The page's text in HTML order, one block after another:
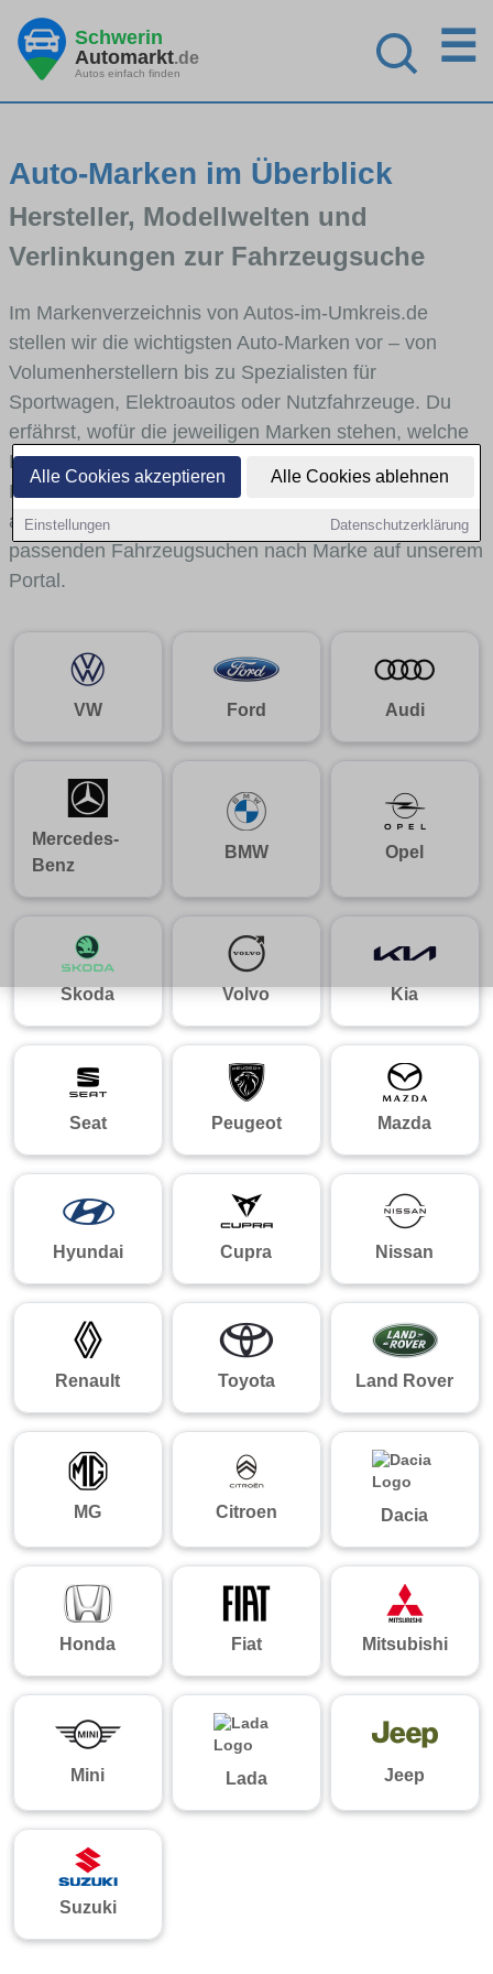
Alle Cookies akzeptieren Alle Cookies ablehnen
Einstellungen Datenschutzerklärung
Schwerin
Automarkt.de
Autos einfach finden
☰
Auto-Marken im Überblick
Hersteller, Modellwelten und
Verlinkungen zur Fahrzeugsuche
Im Markenverzeichnis von Autos-im-Umkreis.de
stellen wir die wichtigsten Auto-Marken vor – von
Volumenherstellern bis zu Spezialisten für
Sportwagen, Elektroautos oder Nutzfahrzeuge. Du
erfährst, wofür die jeweiligen Marken stehen, welche
Fahrzeugklassen sie abdecken und wie sich die
Modellwelten unterscheiden. Von den Markenportraits
aus gelangst du mit internen Links bequem zu den
passenden Fahrzeugsuchen nach Marke auf unserem
Portal.
VW Ford Audi
Mercedes-
Benz
BMW Opel
Skoda Volvo Kia
Seat Peugeot Mazda
Hyundai Cupra Nissan
Renault Toyota Land Rover
MG Citroen Dacia
Honda Fiat Mitsubishi
Mini Lada Jeep
Suzuki